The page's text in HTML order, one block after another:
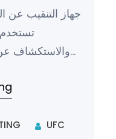
جهاز التنقيب عن
والاستكشاف عن
UFC